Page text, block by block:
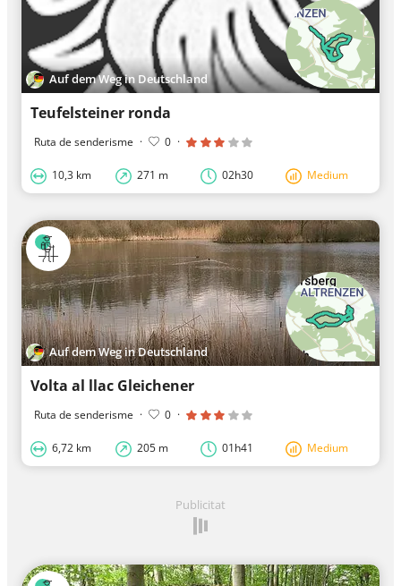
Auf dem Weg in Deutschland
Teufelsteiner ronda
Ruta de senderisme · 0 ·
10,3 km 271 m 02h30 Medium
Auf dem Weg in Deutschland
Volta al llac Gleichener
Ruta de senderisme · 0 ·
6,72 km 205 m 01h41 Medium
Publicitat